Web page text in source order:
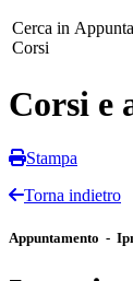
Cerca in
Corsi
Corsi e
Stampa
Torna indietro
Appuntamento -